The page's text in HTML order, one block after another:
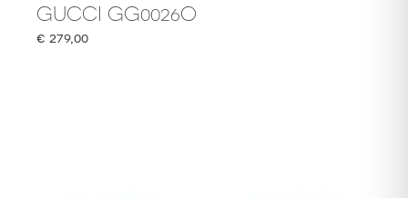
GUCCI GG0026O
€ 279,00